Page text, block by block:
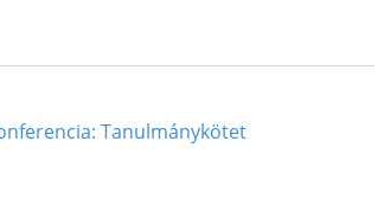
Tanulmánykötet